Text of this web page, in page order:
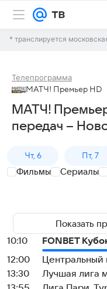
* транслируется
Телепрограмма
МАТЧ! Премьер HD
МАТЧ!
передач –
Чт, 6 Пт, 7
Фильмы Сериалы
Показать
10:10
FONBET
12:00
Центральный
13:30
Лучшая лига